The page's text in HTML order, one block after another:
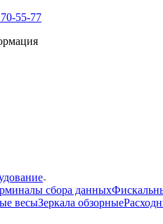
55-77
сбора данных
весыЗеркала обзорные